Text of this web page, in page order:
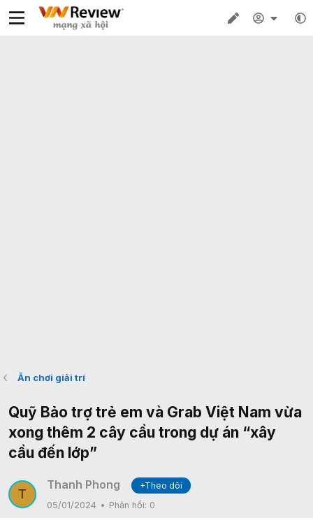
Ăn chơi giải trí
Quỹ Bảo trợ trẻ em và Grab Việt Nam vừa
xong thêm 2 cây cầu trong dự án “xây
cầu đến lớp”
T
Thanh Phong
+Theo dõi
05/01/2024
Phản hồi: 0